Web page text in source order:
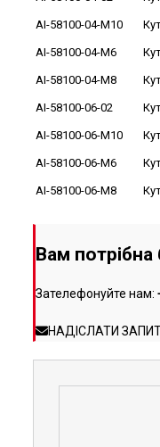
AI-58100-04-M10
AI-58100-04-M6
AI-58100-04-M8
AI-58100-06-02
AI-58100-06-M10
AI-58100-06-M6
AI-58100-06-M8
Вам потрібна
Зателефонуйте нам:
НАДІСЛАТИ